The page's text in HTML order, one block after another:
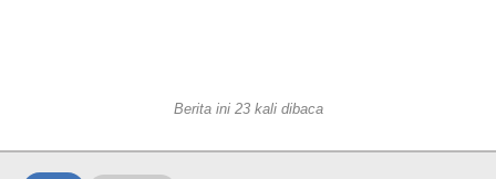
Berita ini 23 kali dibaca